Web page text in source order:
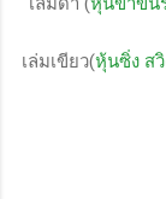
เล่มเขียว(หุ้นซิ่ง สวิ